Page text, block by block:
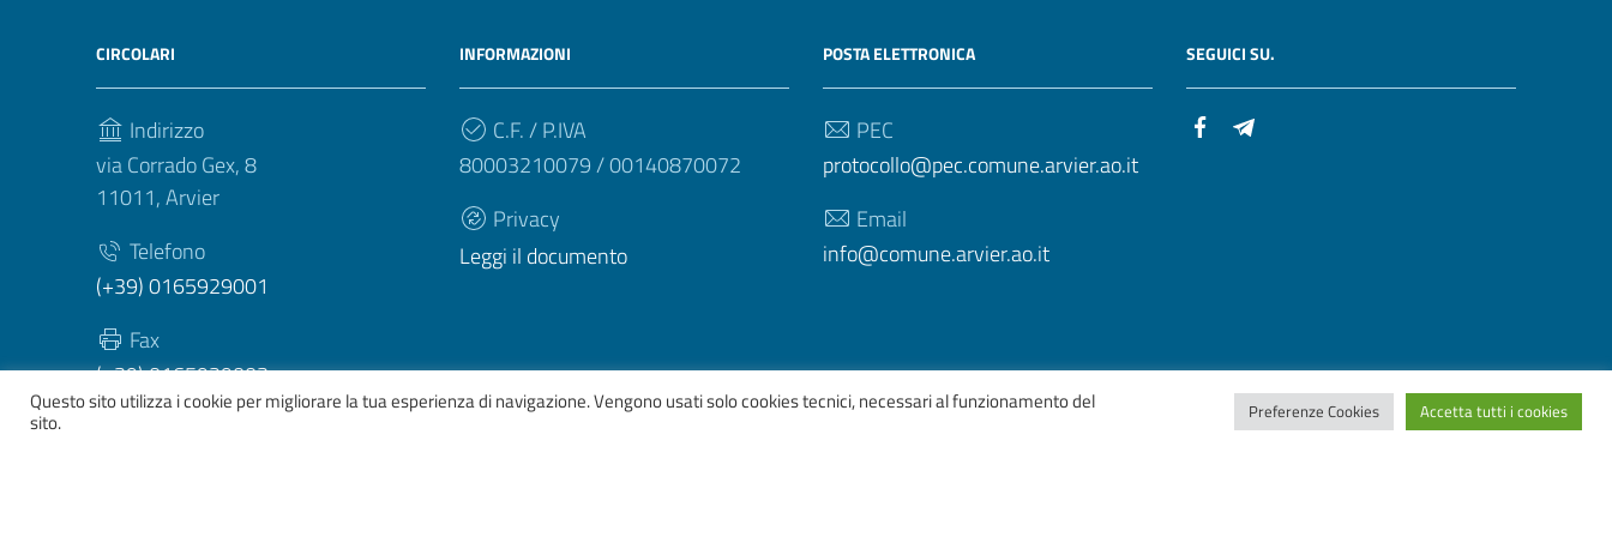
CIRCOLARI
Indirizzo
via Corrado Gex, 8
11011, Arvier
Telefono
(+39) 0165929001
Fax
(+39) 0165929003
INFORMAZIONI
C.F. / P.IVA
80003210079 / 00140870072
Privacy
Leggi il documento
POSTA ELETTRONICA
PEC
protocollo@pec.comune.arvier.ao.it
Email
info@comune.arvier.ao.it
SEGUICI SU.
Questo sito utilizza i cookie per migliorare la tua esperienza di navigazione. Vengono usati solo cookies tecnici, necessari al funzionamento del
sito. Preferenze Cookies Accetta tutti i cookies